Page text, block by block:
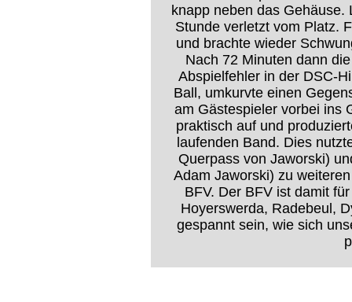
knapp neben das
Stunde verletzt vom Platz.
und brachte wieder
Nach 72 Minuten dann
Abspielfehler in der DSC-
Ball, umkurvte einen
am Gästespieler vorbei ins
praktisch auf und
laufenden Band. Dies
Querpass von Jaworski)
Adam Jaworski) zu
BFV. Der BFV ist damit
Hoyerswerda, Radebeul,
gespannt sein, wie sich